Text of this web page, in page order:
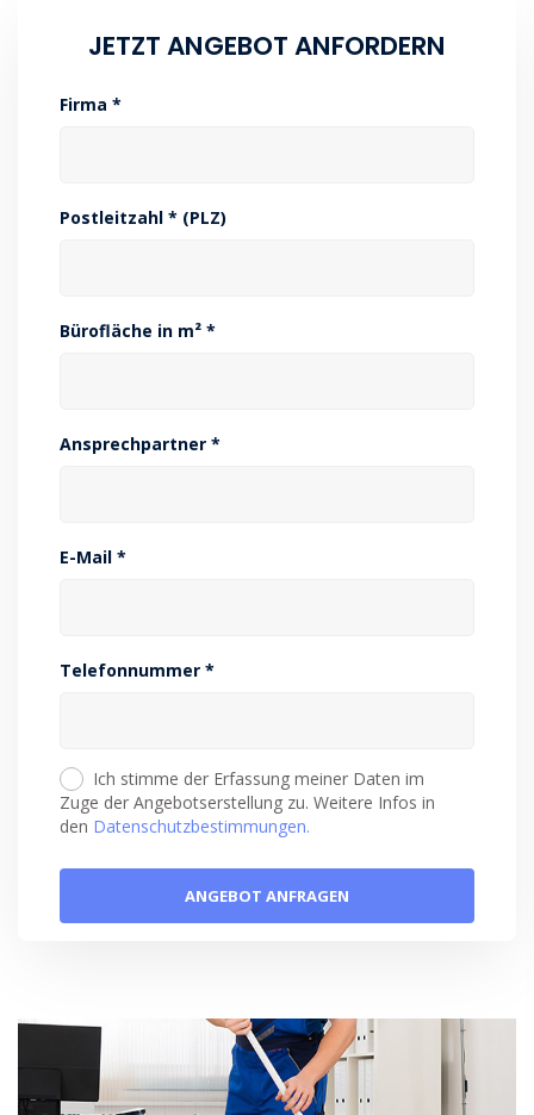
JETZT ANGEBOT ANFORDERN
Firma *
Postleitzahl * (PLZ)
Bürofläche in m² *
Ansprechpartner *
E-Mail *
Telefonnummer *
Ich stimme der Erfassung meiner Daten im
Zuge der Angebotserstellung zu. Weitere Infos in
den Datenschutzbestimmungen.